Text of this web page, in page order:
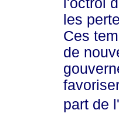
l'octroi
les
Ces
de
part de